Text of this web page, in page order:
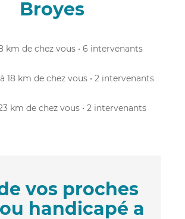
Broyes
km de chez vous • 6 intervenants
à 18 km de chez vous • 2 intervenants
km de chez vous • 2 intervenants
vos proches
handicapé a